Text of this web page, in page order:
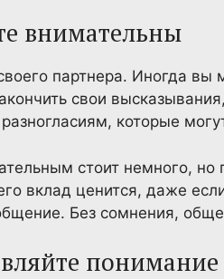
внимательны
партнера. Иногда вы
свои
которые
стоит немного,
вклад ценится, даже
Без сомнения,
понимание